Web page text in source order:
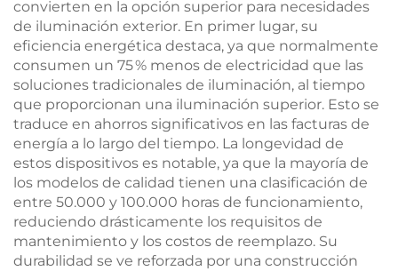
convierten en la opción superior para necesidades
de iluminación exterior. En primer lugar, su
eficiencia energética destaca, ya que normalmente
consumen un 75 % menos de electricidad que las
soluciones tradicionales de iluminación, al tiempo
que proporcionan una iluminación superior. Esto se
traduce en ahorros significativos en las facturas de
energía a lo largo del tiempo. La longevidad de
estos dispositivos es notable, ya que la mayoría de
los modelos de calidad tienen una clasificación de
entre 50.000 y 100.000 horas de funcionamiento,
reduciendo drásticamente los requisitos de
mantenimiento y los costos de reemplazo. Su
durabilidad se ve reforzada por una construcción